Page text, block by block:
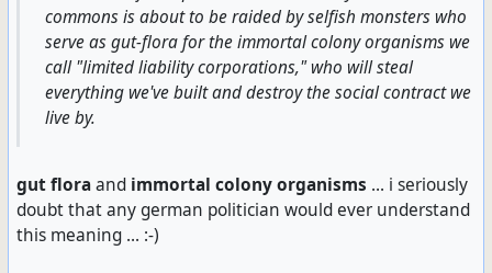
commons is about to be raided by selfish monsters who
serve as gut-flora for the immortal colony organisms we
call "limited liability corporations," who will steal
everything we've built and destroy the social contract we
live by.
gut floraand immortal colony organisms ... i seriously
doubt that any german politician would ever understand
this meaning ... :-)